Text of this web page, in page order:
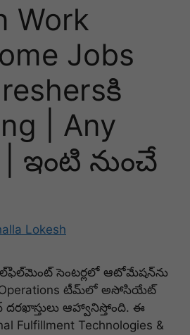
Work
Jobs
| Any
| ఇంటి నుంచే
Lokesh
సెంటర్లలో ఆటోమేషన్‌ను
Operations టీమ్‌లో అసోసియేట్
ఆహ్వానిస్తోంది. ఈ
Fulfillment Technologies &